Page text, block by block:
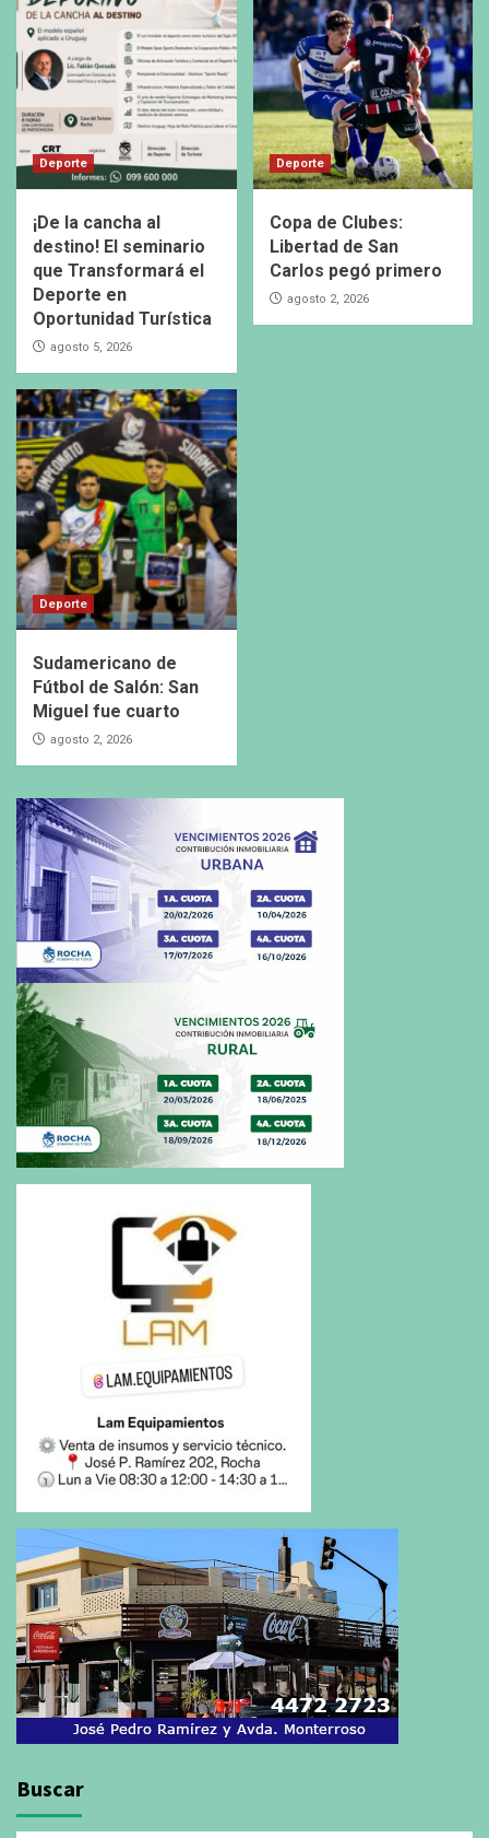
Deporte
¡De la cancha al
destino! El seminario
que Transformará el
Deporte en
Oportunidad Turística
agosto 5, 2026
Deporte
Copa de Clubes:
Libertad de San
Carlos pegó primero
agosto 2, 2026
Deporte
Sudamericano de
Fútbol de Salón: San
Miguel fue cuarto
agosto 2, 2026
Buscar